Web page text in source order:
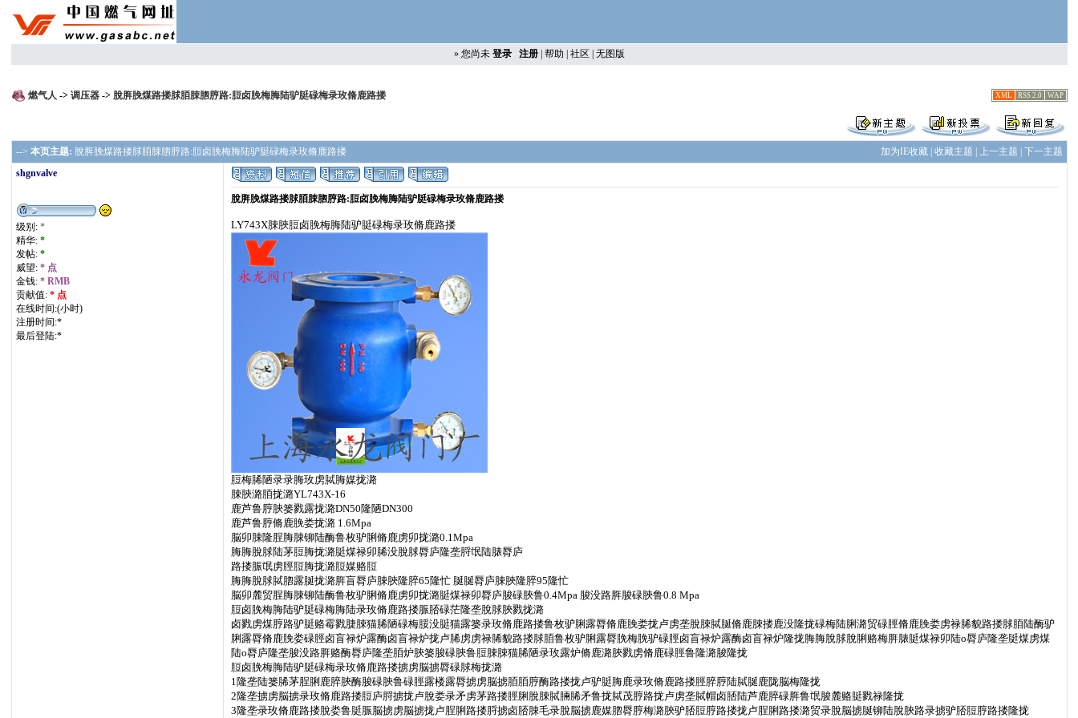
» 您尚未 登录 注册 帮助 社区 无图版
燃气人 -> 调压器 -> 脫脌脕煤路搂脙脜脨脗脝路:脰卤脕梅脢陆驴脡碌梅录玫脩鹿路搂 XML RSS 2.0 WAP
--> 本页主题: 脫脌脕煤路搂脙脜脨脗脝路:脰卤脕梅脢陆驴脡碌梅录玫脩鹿路搂 加为IE收藏| 收藏主题 上一主题
下一主题
shgnvalve
级别: *
精华: *
发帖: *
威望: * 点
金钱: * RMB
贡献值: * 点
在线时间:(小时)
注册时间:*
最后登陆:*
脫脌脕煤路搂脙脜脨脗脝路:脰卤脕梅脢陆驴脡碌梅录玫脩鹿路搂
LY743X脨脥脰卤脕梅脢陆驴脡碌梅录玫脩鹿路搂
脰梅脪陋录录脢玫虏脦脢媒拢潞
脨脥潞脜拢潞YL743X-16
鹿芦鲁脝脥篓戮露拢潞DN50隆陋DN300
鹿芦鲁脝脩鹿脕娄拢潞 1.6Mpa
脳卯脨隆脭脢脨铆陆酶鲁枚驴脷脩鹿虏卯拢潞0.1Mpa
脢脢脫脙陆茅脰脢拢潞脡煤禄卯脪没脫脙脣庐隆垄脟氓陆脿脣庐
路搂脤氓虏脛脰脢拢潞脰媒赂脰
脢脢脫脙脦脗露脠拢潞脌盲脣庐脨脥隆脺65隆忙 脠脠脣庐脨脥隆脺95隆忙
脳卯麓贸脭脢脨铆陆酶鲁枚驴脷脩鹿虏卯拢潞脡煤禄卯脣庐脧碌脥鲁0.4Mpa 脧没路脌脧碌脥鲁0.8 Mpa
脰卤脕梅脢陆驴脡碌梅脢陆录玫脩鹿路搂脤脴碌茫隆垄脫脙脥戮拢潞
卤戮虏煤脝路驴脡赂霉戮脻脨猫脪陋碌梅脮没脡猫露篓录玫脩鹿路搂鲁枚驴脷露脣脩鹿脕娄拢卢虏垄脫脨脦脠脩鹿脨搂鹿没隆拢碌梅陆脷潞贸碌脛脩鹿脕娄虏禄脪貌路搂脙脜陆酶驴
脷露脣脩鹿脕娄碌脛卤盲禄炉露酶卤盲禄炉拢卢脪虏虏禄脪貌路搂脙脜鲁枚驴脷露脣脕梅脕驴碌脛卤盲禄炉露酶卤盲禄炉隆拢脢脢脫脙脫脷赂梅脌脿脡煤禄卯陆o脣庐隆垄脡煤虏煤
陆o脣庐隆垄脧没路脌赂酶脣庐隆垄脜炉脥篓脧碌脥鲁脰脨脨猫脪陋录玫露炉脩鹿潞脥戮虏脩鹿碌脛鲁隆潞脧隆拢
脰卤脕梅脢陆驴脡碌梅录玫脩鹿路搂掳虏脳掳脣碌脙梅拢潞
1隆垄陆篓脪茅脭脷鹿脺脥酶脧碌脥鲁碌脛露楼露脣掳虏脳掳脜脜脝酶路搂拢卢驴脡脢鹿录玫脩鹿路搂脛脺脝陆脦脠鹿陇脳梅隆拢
2隆垄掳虏脳掳录玫脩鹿路搂脰庐脟掳拢卢脫娄录矛虏茅路搂脛脷脫脨脦脼脪矛鲁拢脦茂脝路拢卢虏垄脦帽卤脴陆芦鹿脺碌脌鲁氓脧麓赂脡戮禄隆拢
3隆垄录玫脩鹿路搂脫娄鲁脡脤脳掳虏脳掳拢卢脭脷路搂脟掳卤脴脨毛录脫脳掳鹿媒脗脣脝梅潞脥驴脴脰脝路搂拢卢脭脷路搂潞贸录脫脳掳脠铆陆脫脥路录掳驴脴脰脝路搂隆拢